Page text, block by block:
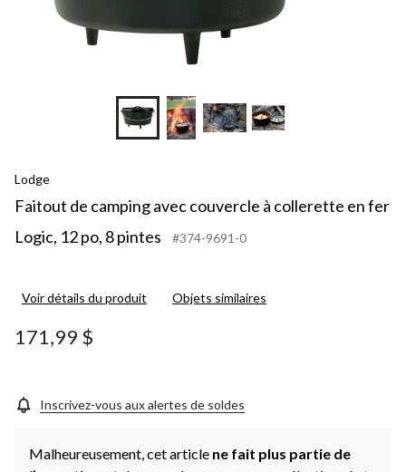
Lodge
Faitout de camping avec couvercle à collerette en fer
Logic, 12 po, 8 pintes
#374-9691-0
Voir détails du produit Objets similaires
171,99 $
Inscrivez-vous aux alertes de soldes
Malheureusement, cet article ne fait plus partie de